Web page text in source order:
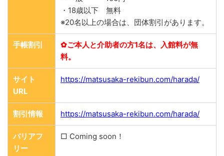
・18歳以下 無料
※20名以上の場合は、団体割引があります。
手帳割引
✿ご本人と介助者の方1名は、入館料が無
料。
サイト
URL
https://matsusaka-rekibun.com/harada/
割引情報 https://matsusaka-rekibun.com/harada/
バリアフ
リー
□ Coming soon！